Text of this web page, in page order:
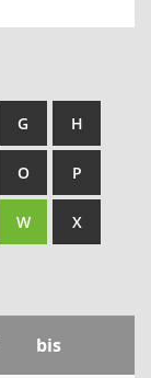
G H
O P
W X
bis